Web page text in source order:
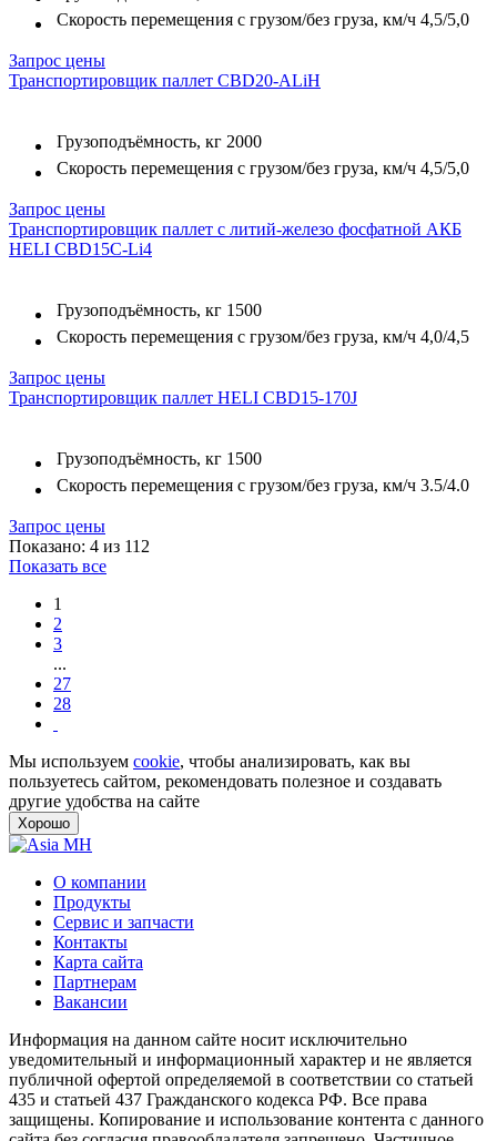
Скорость перемещения с грузом/без груза, км/ч 4,5/5,0
Запрос цены
Транспортировщик паллет CBD20-ALiH
Грузоподъёмность, кг 2000
Скорость перемещения с грузом/без груза, км/ч 4,5/5,0
Запрос цены
Транспортировщик паллет с литий-железо фосфатной АКБ
HELI CBD15C-Li4
Грузоподъёмность, кг 1500
Скорость перемещения с грузом/без груза, км/ч 4,0/4,5
Запрос цены
Транспортировщик паллет HELI CBD15-170J
Грузоподъёмность, кг 1500
Скорость перемещения с грузом/без груза, км/ч 3.5/4.0
Запрос цены
Показано: 4 из 112
Показать все
1
2
3
...
27
28
Мы используем cookie, чтобы анализировать, как вы
пользуетесь сайтом, рекомендовать полезное и создавать
другие удобства на сайте
Хорошо
О компании
Продукты
Сервис и запчасти
Контакты
Карта сайта
Партнерам
Вакансии
Информация на данном сайте носит исключительно
уведомительный и информационный характер и не является
публичной офертой определяемой в соответствии со статьей
435 и статьей 437 Гражданского кодекса РФ. Все права
защищены. Копирование и использование контента с данного